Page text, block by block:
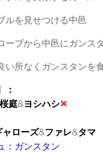
ルを見せつける中邑
プから中邑にガンス
所なくガンスタンを
：
桜庭&ヨシハシ✕
ャローズ&ファレ&タマ
：ガンスタン